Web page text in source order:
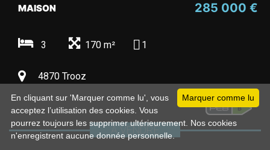
285 000 €
MAISON
3 170 m² 1
4870 Trooz
À VENDRE
Marquer comme lu
En cliquant sur 'Marquer comme lu', vous
acceptez l’utilisation des cookies. Vous
pourrez toujours les supprimer ultérieurement. Nos cookies
n'enregistrent aucune donnée personnelle.